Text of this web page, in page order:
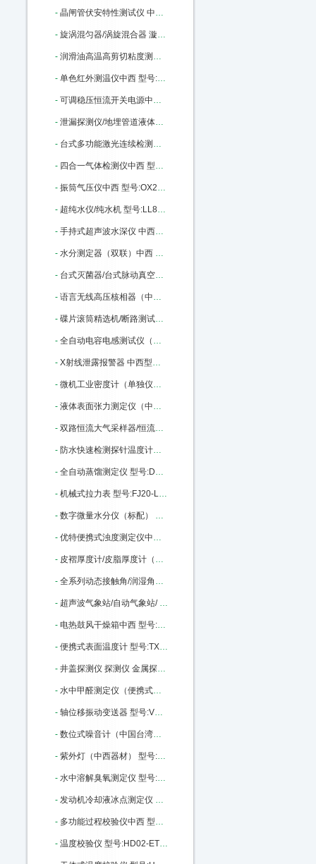
- 晶闸管伏安特性测试仪 中西型号:RH82/DBC-021库号：M186513
- 旋涡混匀器/涡旋混合器 漩涡混合仪（中西） 型号:M375967库号：M375967
- 润滑油高温高剪切粘度测定器 中西 型号:KD15-KD-H1706库号：M404041
- 单色红外测温仪中西 型号:SJ69-3025库号：M405943
- 可调稳压恒流开关电源中西 型号:GY22-YK-AD1220库号：M405945
- 泄漏探测仪/地埋管道液体和气体泄漏检测仪中西 型号:XLT-17库号：M284106
- 台式多功能激光连续检测粉尘仪中西 型号:PC03-80M/PC-3A库号：M391381
- 四合一气体检测仪中西 型号:MC2-XWHM-Y-CN 库号：M10847
- 振筒气压仪中西 型号:OX22-XDY01库号：M12448
- 超纯水仪/纯水机 型号:LL88-DBW-UP-120库号：M22760
- 手持式超声波水深仪 中西优势 50米 型号:CQ01-D130库号：M43497
- 水分测定器（双联）中西 型号:SY2-DSY-013A 库号：M161799
- 台式灭菌器/台式脉动真空蒸汽灭菌 中西 型号:QY02-TMQ-240B/A库号：M175973
- 语言无线高压核相器（中西） 型号:TAG6000库号：M355159
- 碟片滚筒精选机/断路测试仪/（中西） 型号:TD7001库号：M375970
- 全自动电容电感测试仪（中西） 型号:GSDR-III库号：M379800
- X射线泄露报警器 中西型号:FL17-RAD-60库号：M405917
- 微机工业密度计（单独仪表） 型号:TC69-FBM-2398库号：M163663
- 液体表面张力测定仪（中西） 型号:PX56-BZ-2库号：M238040
- 双路恒流大气采样器/恒流采样器（中西） 型号:SC-3000库号：M357855
- 防水快速检测探针温度计中西 型号:DS75/MN11063库号：M391360
- 全自动蒸馏测定仪 型号:DY91/107D库号：M400053
- 机械式拉力表 型号:FJ20-LLB-200KN库号：M17748
- 数字微量水分仪（标配） 中西 型号:CY02-USI-1AB库号：M307456
- 优特便携式浊度测定仪中西 型号:Eutech TN100库号：M355510
- 皮褶厚度计/皮脂厚度计（量程60mm）中西 型号:M380980库号：M380980
- 全系列动态接触角/润湿角测量仪中西 型号:SZ10-JC2000C库号：M396355
- 超声波气象站/自动气象站/ 型号:XP1-PH库号：M399159
- 电热鼓风干燥箱中西 型号:DGF3006B库号：M405910
- 便携式表面温度计 型号:TX2-LT-02库号：M405913
- 井盖探测仪 探测仪 金属探测仪中西 型号:WD06-RD312库号：M2506
- 水中甲醛测定仪（便携式）/便携式水中甲醛测定仪/甲醛测定仪（便携式台式可选）（中西器材） 型号:CH10/P-308库号：M216448
- 轴位移振动变送器 型号:VX66-TR2001-01-01-01-01库号：M99649
- 数位式噪音计（中国台湾） 型号:GD27/TES-1350A库号：M280634
- 紫外灯（中西器材） 型号:MG69/ZWD-15库号：M401250
- 水中溶解臭氧测定仪 型号:ND06-DOZ-7600库号：M103630
- 发动机冷却液冰点测定仪 型号:XH42-XH-138B库号：M22354
- 多功能过程校验仪中西 型号:HD02-ETX-2025 库号：M22453
- 温度校验仪 型号:HD02-ETX-1810库号：M22448